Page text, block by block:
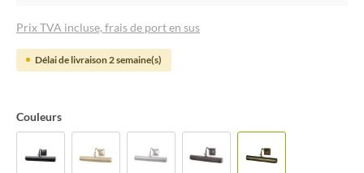
Prix TVA incluse, frais de port en sus
Délai de livraison 2 semaine(s)
Couleurs